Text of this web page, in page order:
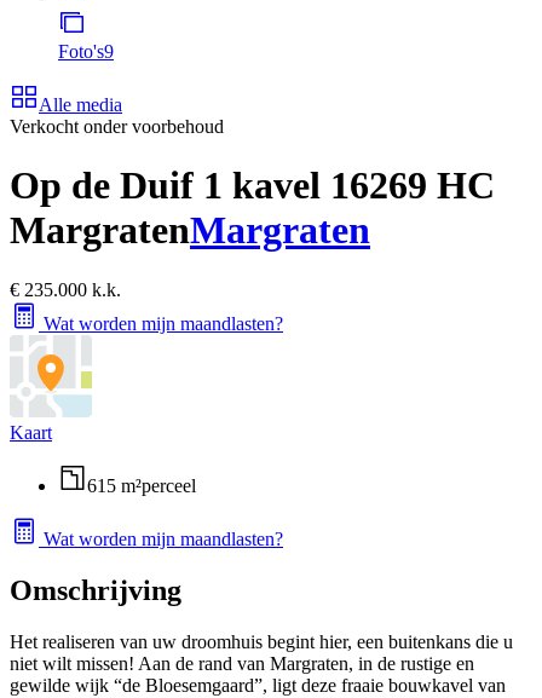
Foto's9
Alle media
Verkocht onder voorbehoud
Op de Duif 1 kavel 16269 HC
MargratenMargraten
€ 235.000 k.k.
Wat worden mijn maandlasten?
Kaart
615 m²perceel
Wat worden mijn maandlasten?
Omschrijving
Het realiseren van uw droomhuis begint hier, een buitenkans die u
niet wilt missen! Aan de rand van Margraten, in de rustige en
gewilde wijk “de Bloesemgaard”, ligt deze fraaie bouwkavel van